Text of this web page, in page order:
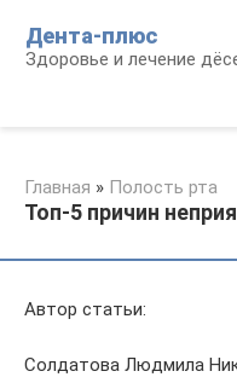
контенту
Дента-плюс
Здоровье и лечение
Главная » Полость рта
Топ-5 причин
Автор статьи:
Солдатова Людмила